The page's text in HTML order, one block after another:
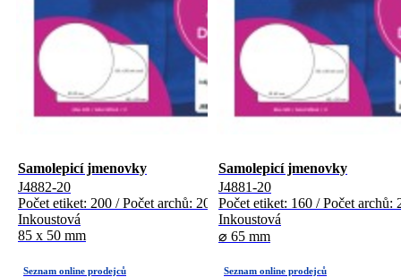
Samolepicí jmenovky
J4882-20
Počet etiket: 200 / Počet archů: 20
Inkoustová
85 x 50 mm
Samolepicí jmenovky
J4881-20
Počet etiket: 160 / Počet archů:
Inkoustová
⌀ 65 mm